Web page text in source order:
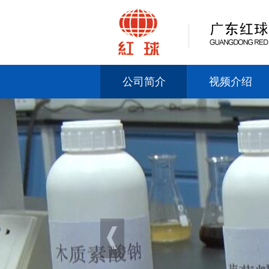
公司简介 视频介绍